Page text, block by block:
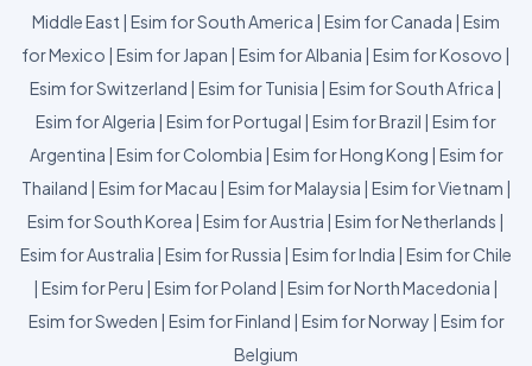
Middle East | Esim for South America | Esim for Canada | Esim
for Mexico | Esim for Japan | Esim for Albania | Esim for Kosovo |
Esim for Switzerland | Esim for Tunisia | Esim for South Africa |
Esim for Algeria | Esim for Portugal | Esim for Brazil | Esim for
Argentina | Esim for Colombia | Esim for Hong Kong | Esim for
Thailand | Esim for Macau | Esim for Malaysia | Esim for Vietnam |
Esim for South Korea | Esim for Austria | Esim for Netherlands |
Esim for Australia | Esim for Russia | Esim for India | Esim for Chile
| Esim for Peru | Esim for Poland | Esim for North Macedonia |
Esim for Sweden | Esim for Finland | Esim for Norway | Esim for
Belgium